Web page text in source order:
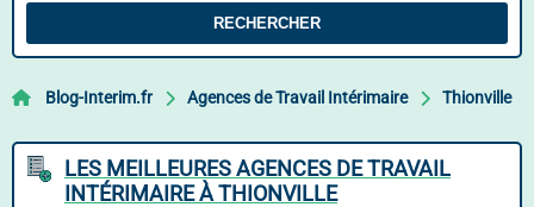
RECHERCHER
Blog-Interim.fr Agences de Travail Intérimaire Thionville
LES MEILLEURES AGENCES DE TRAVAIL
INTÉRIMAIRE À THIONVILLE